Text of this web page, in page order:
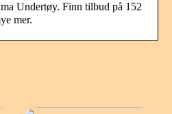
Undertøy. Finn tilbud på 152
mer.